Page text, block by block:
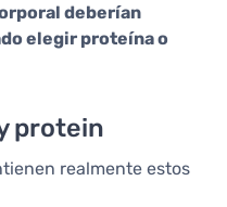
deberían
elegir proteína o
protein
realmente estos